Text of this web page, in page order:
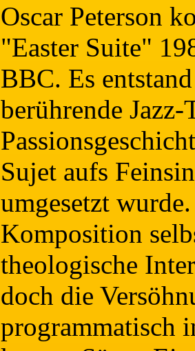
Oscar Peterson
"Easter Suite"
BBC. Es
berührende
Sujet aufs
umgesetzt
Komposition
theologische
doch die
programmatisch